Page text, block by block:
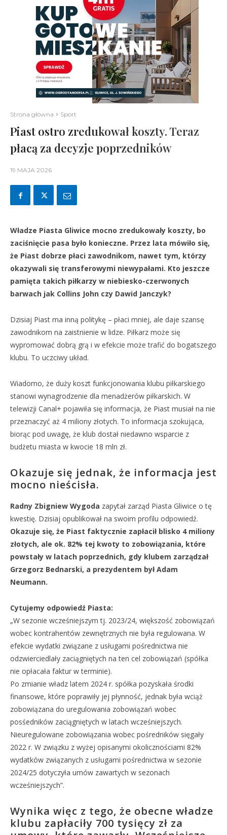
Strona główna Sport
Piast ostro zredukował koszty. Teraz
płacą za decyzje poprzedników
19 MAJA 2026
Władze Piasta Gliwice mocno zredukowały koszty, bo
zaciśnięcie pasa było konieczne. Przez lata mówiło się,
że Piast dobrze płaci zawodnikom, nawet tym, którzy
okazywali się transferowymi niewypałami. Kto jeszcze
pamięta takich piłkarzy w niebiesko-czerwonych
barwach jak Collins John czy Dawid Janczyk?
Dzisiaj Piast ma inną politykę – płaci mniej, ale daje szansę
zawodnikom na zaistnienie w lidze. Piłkarz może się
wypromować dobrą grą i w efekcie może trafić do bogatszego
klubu. To uczciwy układ.
Wiadomo, że duży koszt funkcjonowania klubu piłkarskiego
stanowi wynagrodzenie dla menadżerów piłkarskich. W
telewizji Canal+ pojawiła się informacja, że Piast musiał na nie
przeznaczyć aż 4 miliony złotych. To informacja szokująca,
biorąc pod uwagę, że klub dostał niedawno wsparcie z
budżetu miasta w kwocie 18 mln zł.
Okazuje się jednak, że informacja jest
mocno nieścisła.
Radny Zbigniew Wygoda zapytał zarząd Piasta Gliwice o tę
kwestię. Dzisiaj opublikował na swoim profilu odpowiedź.
Okazuje się, że Piast faktycznie zapłacił blisko 4 miliony
złotych, ale ok. 82% tej kwoty to zobowiązania, które
powstały w latach poprzednich, gdy klubem zarządzał
Grzegorz Bednarski, a prezydentem był Adam
Neumann.
Cytujemy odpowiedź Piasta:
„W sezonie wcześniejszym tj. 2023/24, większość zobowiązań
wobec kontrahentów zewnętrznych nie była regulowana. W
efekcie wydatki związane z usługami pośrednictwa nie
odzwierciedlały zaciągniętych na ten cel zobowiązań (spółka
nie opłacała faktur w terminie).
Po zmianie władz latem 2024 r. spółka pozyskała środki
finansowe, które poprawiły jej płynność, jednak była wciąż
zobowiązana do uregulowania zobowiązań wobec
posśedników zaciągniętych w latach wcześniejszych.
Nieuregulowane zobowiązania wobec pośredników sięgały
2022 r. W związku z wyżej opisanymi okolicznościami 82%
wydatków związanych z usługami pośrednictwa w sezonie
2024/25 dotyczyła umów zawartych w sezonach
wcześniejszych”.
Wynika więc z tego, że obecne władze
klubu zapłaciły 700 tysięcy zł za